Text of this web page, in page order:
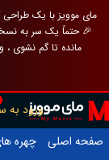
مای موویز با یک طراحی
🎉 حتماً یک سر به
مانده تا گم نشوی ،
ورود به
صفحه اصلی
چهره